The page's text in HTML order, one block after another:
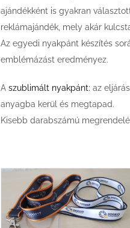
ajándékként is gyakran
reklámajándék, mely akár
Az egyedi nyakpánt készítés
emblémázást eredményez.
A szublimált nyakpánt: az
anyagba kerül és megtapad.
Kisebb darabszámú